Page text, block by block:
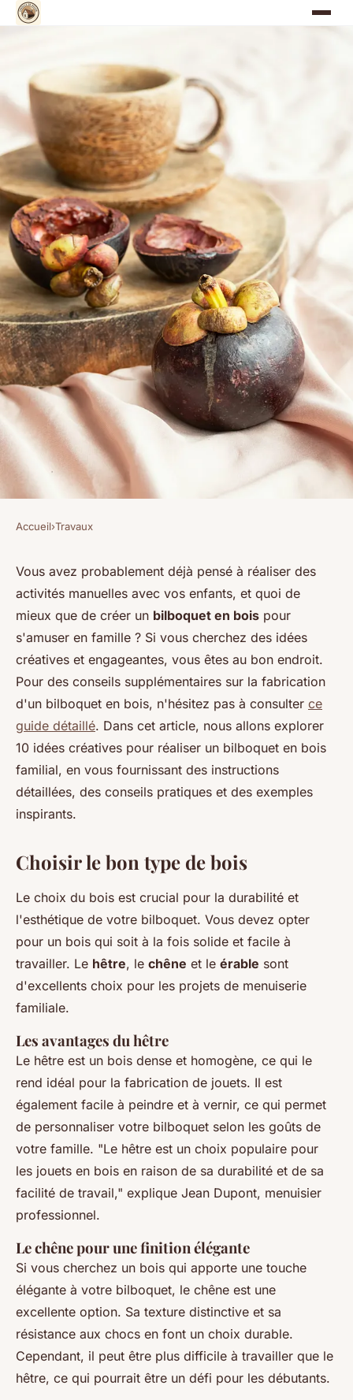
10 idées créatives pour
réaliser un bilboquet en bois
familial
Benjamin• 4 mars 2025•7 min de lecture
Accueil›Travaux
Vous avez probablement déjà pensé à réaliser des
activités manuelles avec vos enfants, et quoi de
mieux que de créer un bilboquet en bois pour
s'amuser en famille ? Si vous cherchez des idées
créatives et engageantes, vous êtes au bon endroit.
Pour des conseils supplémentaires sur la fabrication
d'un bilboquet en bois, n'hésitez pas à consulter ce
guide détaillé. Dans cet article, nous allons explorer
10 idées créatives pour réaliser un bilboquet en bois
familial, en vous fournissant des instructions
détaillées, des conseils pratiques et des exemples
inspirants.
Choisir le bon type de bois
Le choix du bois est crucial pour la durabilité et
l'esthétique de votre bilboquet. Vous devez opter
pour un bois qui soit à la fois solide et facile à
travailler. Le hêtre, le chêne et le érable sont
d'excellents choix pour les projets de menuiserie
familiale.
Les avantages du hêtre
Le hêtre est un bois dense et homogène, ce qui le
rend idéal pour la fabrication de jouets. Il est
également facile à peindre et à vernir, ce qui permet
de personnaliser votre bilboquet selon les goûts de
votre famille. "Le hêtre est un choix populaire pour
les jouets en bois en raison de sa durabilité et de sa
facilité de travail," explique Jean Dupont, menuisier
professionnel.
Le chêne pour une finition élégante
Si vous cherchez un bois qui apporte une touche
élégante à votre bilboquet, le chêne est une
excellente option. Sa texture distinctive et sa
résistance aux chocs en font un choix durable.
Cependant, il peut être plus difficile à travailler que le
hêtre, ce qui pourrait être un défi pour les débutants.